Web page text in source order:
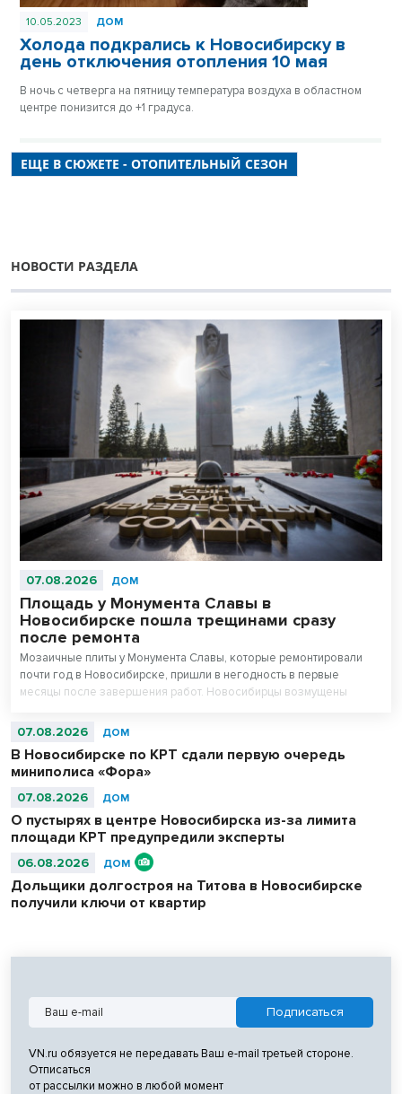
10.05.2023 ДОМ
Холода подкрались к Новосибирску в
день отключения отопления 10 мая
В ночь с четверга на пятницу температура воздуха в областном
центре понизится до +1 градуса.
ЕЩЕ В СЮЖЕТЕ - ОТОПИТЕЛЬНЫЙ СЕЗОН
НОВОСТИ РАЗДЕЛА
07.08.2026 ДОМ
Площадь у Монумента Славы в
Новосибирске пошла трещинами сразу
после ремонта
Мозаичные плиты у Монумента Славы, которые ремонтировали
почти год в Новосибирске, пришли в негодность в первые
месяцы после завершения работ. Новосибирцы возмущены
07.08.2026 ДОМ
В Новосибирске по КРТ сдали первую очередь
миниполиса «Фора»
07.08.2026 ДОМ
О пустырях в центре Новосибирска из-за лимита
площади КРТ предупредили эксперты
06.08.2026 ДОМ
Дольщики долгостроя на Титова в Новосибирске
получили ключи от квартир
VN.ru обязуется не передавать Ваш e-mail третьей стороне.
Отписаться
от рассылки можно в любой момент